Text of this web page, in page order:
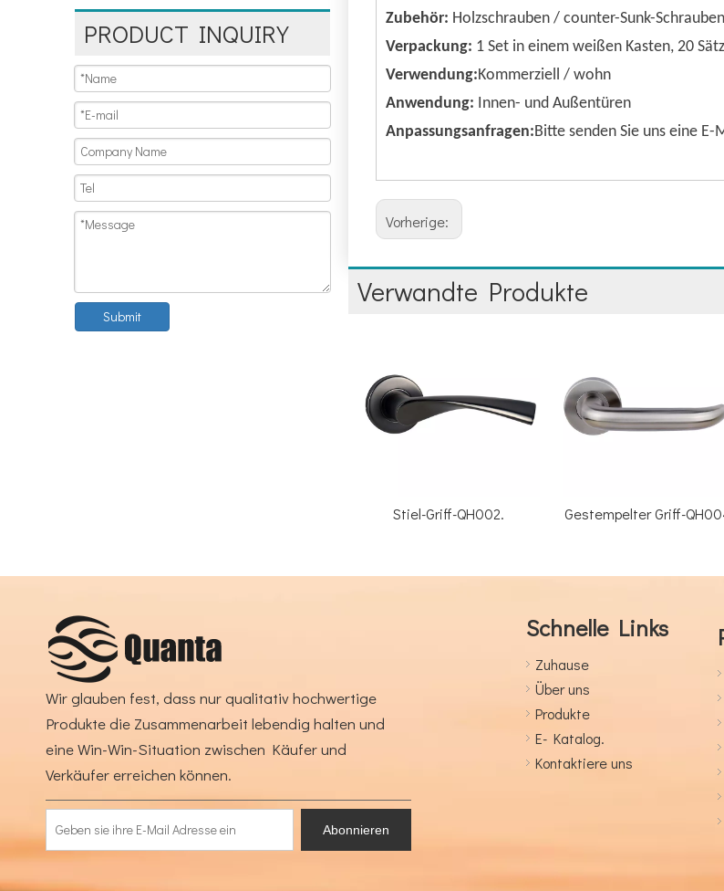
PRODUCT INQUIRY
Submit
Zubehör: Holzschrauben / counter-Sunk-
Verpackung: 1 Set in einem weißen Kasten, 20
Verwendung:Kommerziell / wohn
Anwendung: Innen- und Außentüren
Anpassungsanfragen:Bitte senden Sie uns eine
Vorherige:
Verwandte Produkte
Stiel-Griff-QH002. Gestempelter Griff-QH004.
Wir glauben fest, dass nur qualitativ hochwertige
Produkte die Zusammenarbeit lebendig halten und
eine Win-Win-Situation zwischen Käufer und
Verkäufer erreichen können.
Abonnieren
Schnelle Links
Zuhause
Über uns
Produkte
E- Katalog.
Kontaktiere uns